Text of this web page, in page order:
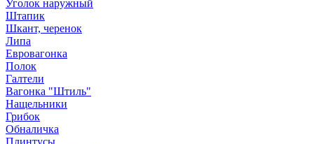
Уголок наружный
Штапик
Шкант, черенок
Липа
Евровагонка
Полок
Галтели
Вагонка "Штиль"
Нащельники
Грибок
Обналичка
Плинтусы